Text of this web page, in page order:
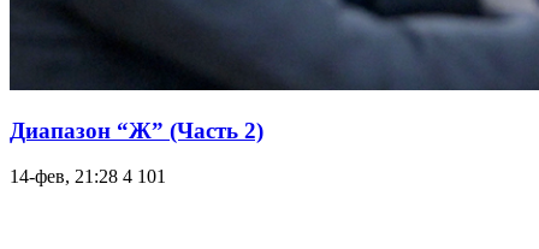
Диапазон “Ж” (Часть 2)
14-фев, 21:28 4 101